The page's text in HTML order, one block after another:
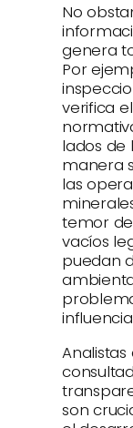
No
genera
Por
verifica
lados de
manera
las
temor
vacíos
puedan
son